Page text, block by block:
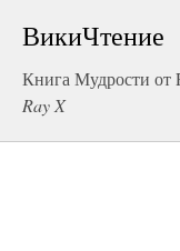
ВикиЧтение
Книга Мудрости от
Ray X